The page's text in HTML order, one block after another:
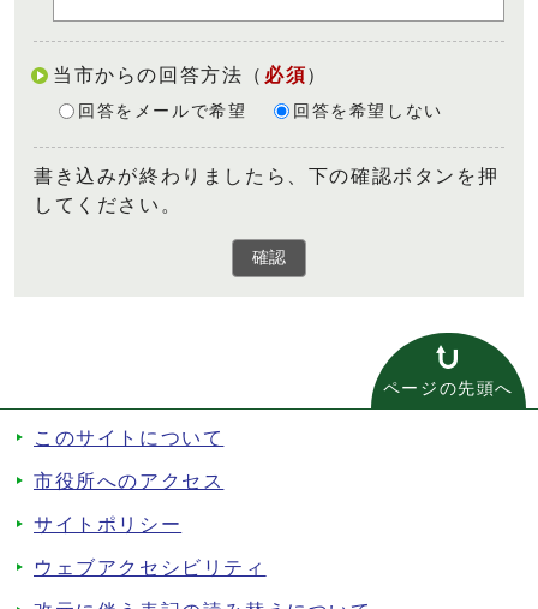
当市からの回答方法 （ 必須）
回答をメールで希望 回答を希望しない
書き込みが終わりましたら、下の確認ボタンを押
してください。
確認
ページの先頭へ
このサイトについて
市役所へのアクセス
サイトポリシー
ウェブアクセシビリティ